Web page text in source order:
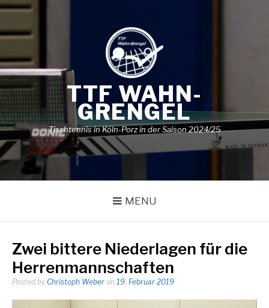
Skip
content
TTF WAHN-
GRENGEL
Tischtennis in Köln-Porz in der Saison 2024/25
MENU
Zwei bittere Niederlagen für die
Herrenmannschaften
Posted by Christoph Weber on 19. Februar 2019